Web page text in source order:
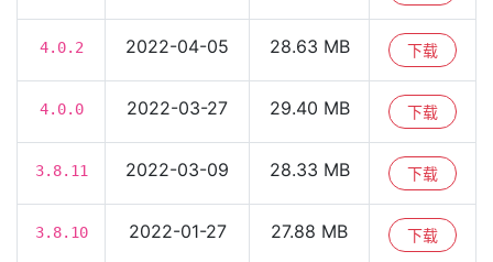
4.0.2 2022-04-05 28.63 MB 下载
4.0.0 2022-03-27 29.40 MB 下载
3.8.11 2022-03-09 28.33 MB 下载
3.8.10 2022-01-27 27.88 MB 下载